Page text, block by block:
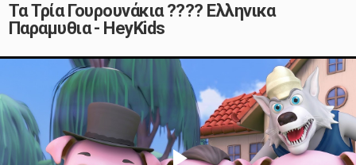
Τα Τρία Γουρουνάκια ???? Ελληνικα
Παραμυθια - HeyKids